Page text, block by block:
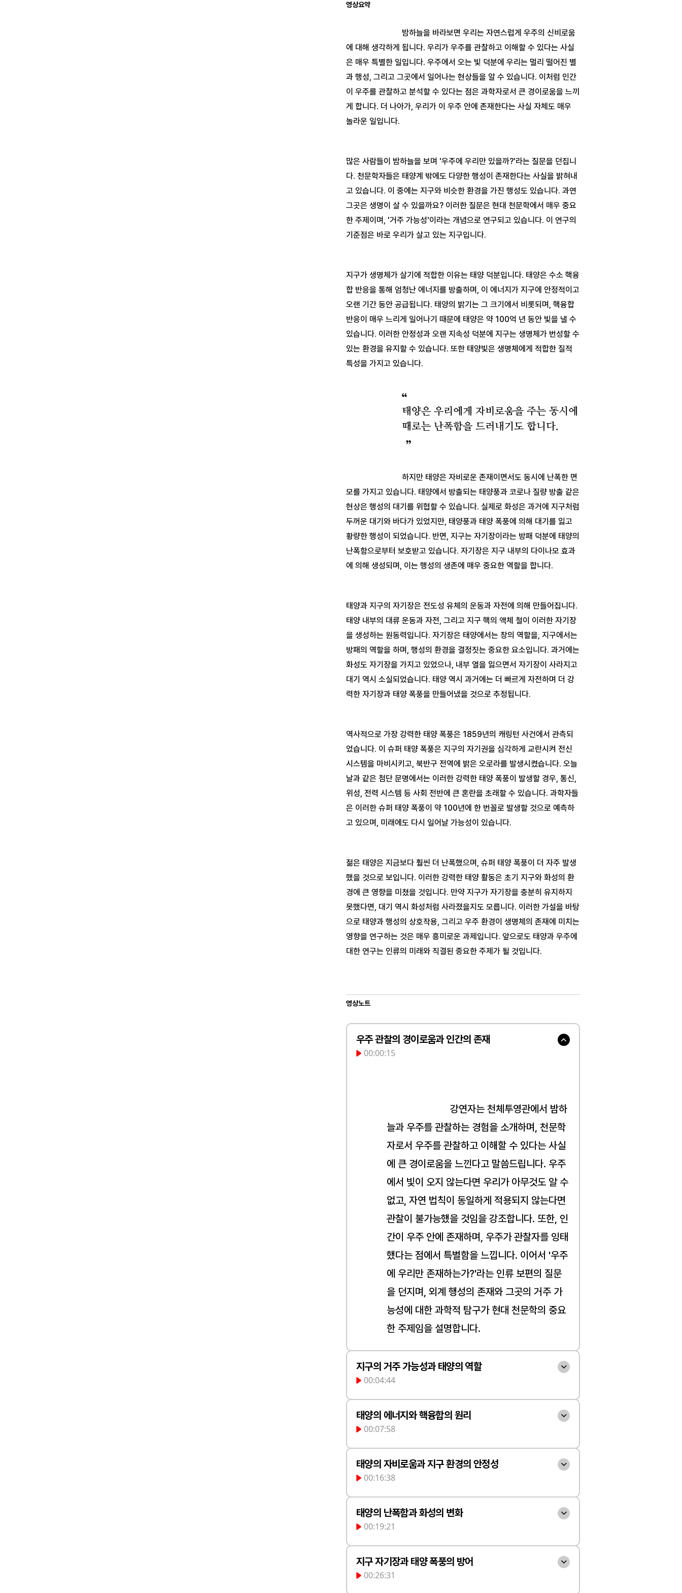
영상요약
밤하늘을 바라보면 우리는 자연스럽게 우주의 신비로움
에 대해 생각하게 됩니다. 우리가 우주를 관찰하고 이해할 수 있다는 사실
은 매우 특별한 일입니다. 우주에서 오는 빛 덕분에 우리는 멀리 떨어진 별
과 행성, 그리고 그곳에서 일어나는 현상들을 알 수 있습니다. 이처럼 인간
이 우주를 관찰하고 분석할 수 있다는 점은 과학자로서 큰 경이로움을 느끼
게 합니다. 더 나아가, 우리가 이 우주 안에 존재한다는 사실 자체도 매우
많은 사람들이 밤하늘을 보며 '우주에 우리만 있을까?'라는 질문을 던집니
다. 천문학자들은 태양계 밖에도 다양한 행성이 존재한다는 사실을 밝혀내
고 있습니다. 이 중에는 지구와 비슷한 환경을 가진 행성도 있습니다. 과연
그곳은 생명이 살 수 있을까요? 이러한 질문은 현대 천문학에서 매우 중요
한 주제이며, '거주 가능성'이라는 개념으로 연구되고 있습니다. 이 연구의
지구가 생명체가 살기에 적합한 이유는 태양 덕분입니다. 태양은 수소 핵융
합 반응을 통해 엄청난 에너지를 방출하며, 이 에너지가 지구에 안정적이고
오랜 기간 동안 공급됩니다. 태양의 밝기는 그 크기에서 비롯되며, 핵융합
반응이 매우 느리게 일어나기 때문에 태양은 약 100억 년 동안 빛을 낼 수
있습니다. 이러한 안정성과 오랜 지속성 덕분에 지구는 생명체가 번성할 수
있는 환경을 유지할 수 있습니다. 또한 태양빛은 생명체에게 적합한 질적
태양은 우리에게 자비로움을 주는 동시에
때로는 난폭함을 드러내기도 합니다.
하지만 태양은 자비로운 존재이면서도 동시에 난폭한 면
모를 가지고 있습니다. 태양에서 방출되는 태양풍과 코로나 질량 방출 같은
현상은 행성의 대기를 위협할 수 있습니다. 실제로 화성은 과거에 지구처럼
두꺼운 대기와 바다가 있었지만, 태양풍과 태양 폭풍에 의해 대기를 잃고
황량한 행성이 되었습니다. 반면, 지구는 자기장이라는 방패 덕분에 태양의
난폭함으로부터 보호받고 있습니다. 자기장은 지구 내부의 다이나모 효과
태양과 지구의 자기장은 전도성 유체의 운동과 자전에 의해 만들어집니다.
태양 내부의 대류 운동과 자전, 그리고 지구 핵의 액체 철이 이러한 자기장
을 생성하는 원동력입니다. 자기장은 태양에서는 창의 역할을, 지구에서는
방패의 역할을 하며, 행성의 환경을 결정짓는 중요한 요소입니다. 과거에는
화성도 자기장을 가지고 있었으나, 내부 열을 잃으면서 자기장이 사라지고
대기 역시 소실되었습니다. 태양 역시 과거에는 더 빠르게 자전하며 더 강
역사적으로 가장 강력한 태양 폭풍은 1859년의 캐링턴 사건에서 관측되
었습니다. 이 슈퍼 태양 폭풍은 지구의 자기권을 심각하게 교란시켜 전신
시스템을 마비시키고, 북반구 전역에 밝은 오로라를 발생시켰습니다. 오늘
날과 같은 첨단 문명에서는 이러한 강력한 태양 폭풍이 발생할 경우, 통신,
위성, 전력 시스템 등 사회 전반에 큰 혼란을 초래할 수 있습니다. 과학자들
은 이러한 슈퍼 태양 폭풍이 약 100년에 한 번꼴로 발생할 것으로 예측하
젊은 태양은 지금보다 훨씬 더 난폭했으며, 슈퍼 태양 폭풍이 더 자주 발생
했을 것으로 보입니다. 이러한 강력한 태양 활동은 초기 지구와 화성의 환
경에 큰 영향을 미쳤을 것입니다. 만약 지구가 자기장을 충분히 유지하지
못했다면, 대기 역시 화성처럼 사라졌을지도 모릅니다. 이러한 가설을 바탕
으로 태양과 행성의 상호작용, 그리고 우주 환경이 생명체의 존재에 미치는
영향을 연구하는 것은 매우 흥미로운 과제입니다. 앞으로도 태양과 우주에
대한 연구는 인류의 미래와 직결된 중요한 주제가 될 것입니다.
영상노트
우주 관찰의 경이로움과 인간의 존재
00:00:15
강연자는 천체투영관에서 밤하
늘과 우주를 관찰하는 경험을 소개하며, 천문학
자로서 우주를 관찰하고 이해할 수 있다는 사실
에 큰 경이로움을 느낀다고 말씀드립니다. 우주
에서 빛이 오지 않는다면 우리가 아무것도 알 수
없고, 자연 법칙이 동일하게 적용되지 않는다면
관찰이 불가능했을 것임을 강조합니다. 또한, 인
간이 우주 안에 존재하며, 우주가 관찰자를 잉태
했다는 점에서 특별함을 느낍니다. 이어서 '우주
에 우리만 존재하는가?'라는 인류 보편의 질문
을 던지며, 외계 행성의 존재와 그곳의 거주 가
능성에 대한 과학적 탐구가 현대 천문학의 중요
한 주제임을 설명합니다.
지구의 거주 가능성과 태양의 역할
00:04:44
구할 때 가장 중요한 기준은 지구임을 강조합니
다. 지구는 바다가 있는 따뜻한 환경이 오랫동안
유지되어 생명체가 존재할 수 있었으며, 그 핵심
에는 태양이 있습니다. 태양의 자비로움과 난폭
자부심도 언급합니다. 태양의 자비로움은 햇빛
을 통해 지구에 생명 친화적 환경을 제공하는 것
줄 수 있는 현상임을 예고합니다.
태양의 에너지와 핵융합의 원리
00:07:58
부에서 일어나는 수소 핵융합 반응임을 설명합
니다. 수소 원자핵 네 개가 헬륨 원자핵 하나로
변환되는 복잡한 과정을 소개하며, 태양이 1초에
방출하는 에너지가 4×10^26와트(4×10^33에
서 생성된 중성미자가 1초에 70조 개씩 인간의
몸을 통과한다는 사실로 태양 에너지의 방대함
태양의 자비로움과 지구 환경의 안정성
00:16:38
변하지 않는 이유는 자동 온도 조절 장치 덕분임
을 설명합니다. 중심 온도가 오르면 팽창하여 온
도가 내려가고, 반대로 식으면 수축하여 온도가
올라가는 메커니즘으로 태양의 광도와 핵반응률
태양의 난폭함과 화성의 변화
00:19:21
폭풍 등으로 나타나며, 이는 행성의 대기와 환경
에 큰 영향을 미칩니다. 지구와 화성 모두 거주
지구 자기장과 태양 폭풍의 방어
00:26:31